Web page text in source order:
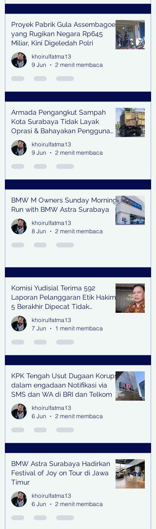
Proyek Pabrik Gula Assembagoes
yang Rugikan Negara Rp645
Miliar, Kini Digeledah Polri
khoirulfatma13
9 Jun
2 menit membaca
Armada Pengangkut Sampah
Kota Surabaya Tidak Layak
Oprasi & Bahayakan Pengguna
Jalan
khoirulfatma13
9 Jun
2 menit membaca
BMW M Owners Sunday Morning
Run with BMW Astra Surabaya
khoirulfatma13
8 Jun
2 menit membaca
Komisi Yudisial Terima 592
Laporan Pelanggaran Etik Hakim,
5 Berakhir Dipecat Tidak
Terhormat
khoirulfatma13
7 Jun
1 menit membaca
KPK Tengah Usut Dugaan Korupsi
dalam engadaan Notifikasi via
SMS dan WA di BRI dan Telkom
khoirulfatma13
6 Jun
2 menit membaca
BMW Astra Surabaya Hadirkan
Festival of Joy on Tour di Jawa
Timur
khoirulfatma13
6 Jun
2 menit membaca